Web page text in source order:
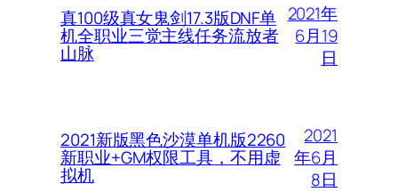
真100级真女鬼剑17.3版DNF单
机全职业三觉主线任务流放者
山脉
2021年
6月19
日
2021新版黑色沙漠单机版2260
新职业+GM权限工具，不用虚
拟机
2021
年6月
8日